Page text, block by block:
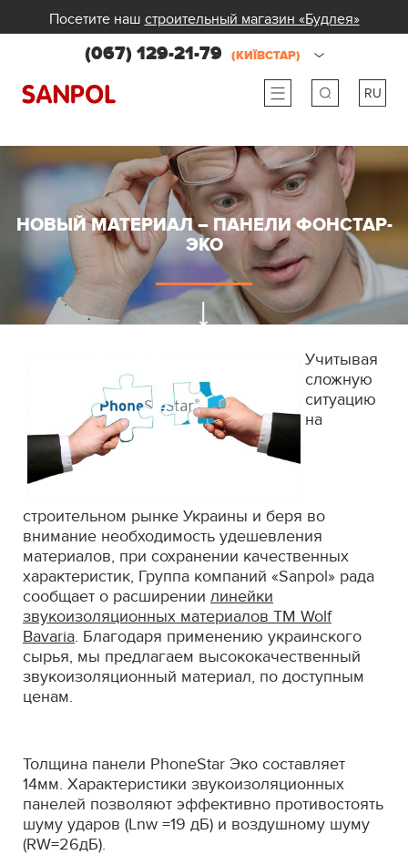
Посетите наш строительный магазин «Будлея»
(067) 129-21-79 (КИЇВСТАР)
RU
ua
НОВЫЙ МАТЕРИАЛ – ПАНЕЛИ ФОНСТАР-
ЭКО
Учитывая
сложную
ситуацию
на
строительном рынке Украины и беря во
внимание необходимость удешевления
материалов, при сохранении качественных
характеристик, Группа компаний «Sanpol» рада
сообщает о расширении линейки
звукоизоляционных материалов ТМ Wolf
Bavaria. Благодаря применению украинского
сырья, мы предлагаем высококачественный
звукоизоляционный материал, по доступным
ценам.
Толщина панели PhoneStar Эко составляет
14мм. Характеристики звукоизоляционных
панелей позволяют эффективно противостоять
шуму ударов (Lnw =19 дБ) и воздушному шуму
(RW=26дБ).